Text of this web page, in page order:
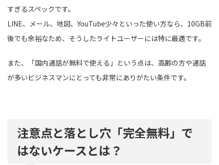
すぎるスペックです。
LINE、メール、地図、YouTube少々といった使い方なら、10GB前
後でも余裕なため、そうしたライトユーザーには特に最適です。
また、「国内通話が無料で使える」という点は、高齢の方や通話
が多いビジネスマンにとっても非常にありがたい条件です。
注意点と落とし穴「完全無料」で
はないケースとは？